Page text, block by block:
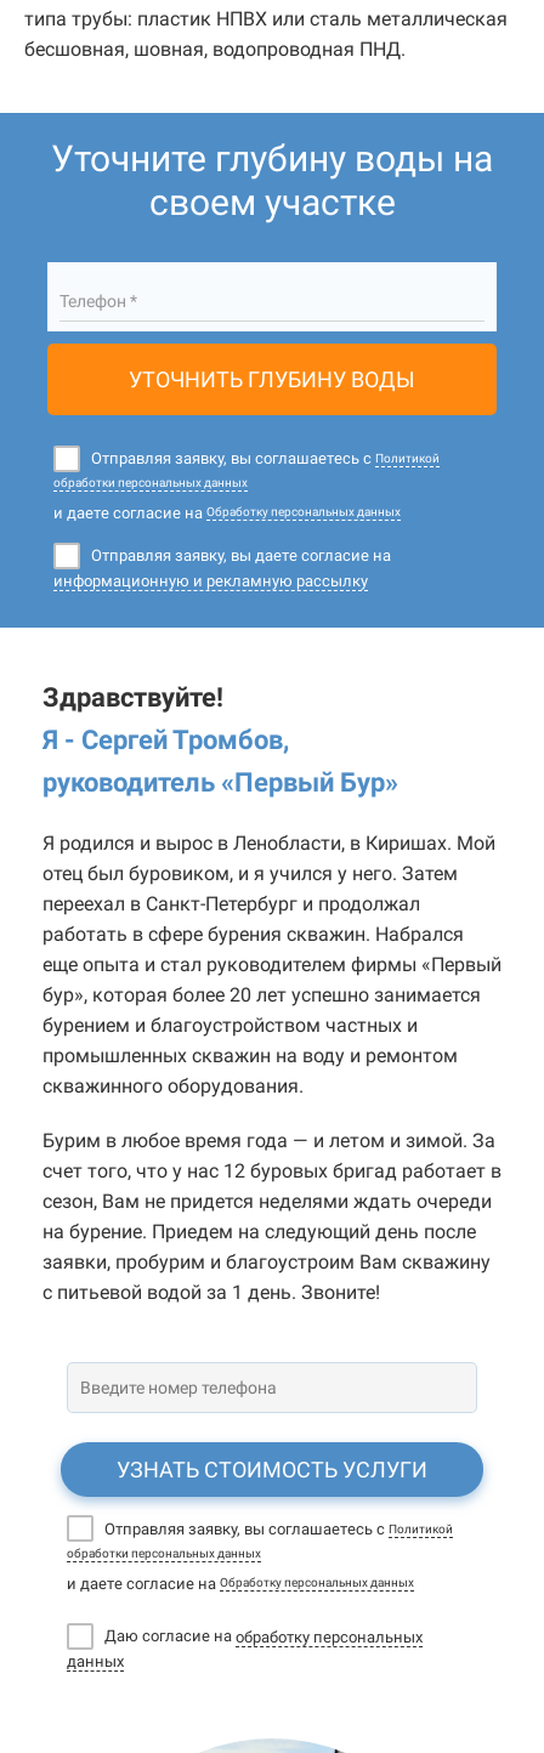
типа трубы: пластик НПВХ или сталь металлическая
бесшовная, шовная, водопроводная ПНД.
Уточните глубину воды на
своем участке
Телефон *
УТОЧНИТЬ ГЛУБИНУ ВОДЫ
Отправляя заявку, вы соглашаетесь с Политикой
обработки персональных данных
и даете согласие на Обработку персональных данных
Отправляя заявку, вы даете согласие на
информационную и рекламную рассылку
Здравствуйте!
Я - Сергей Тромбов,
руководитель «Первый Бур»
Я родился и вырос в Ленобласти, в Киришах. Мой
отец был буровиком, и я учился у него. Затем
переехал в Санкт-Петербург и продолжал
работать в сфере бурения скважин. Набрался
еще опыта и стал руководителем фирмы «Первый
бур», которая более 20 лет успешно занимается
бурением и благоустройством частных и
промышленных скважин на воду и ремонтом
скважинного оборудования.
Бурим в любое время года — и летом и зимой. За
счет того, что у нас 12 буровых бригад работает в
сезон, Вам не придется неделями ждать очереди
на бурение. Приедем на следующий день после
заявки, пробурим и благоустроим Вам скважину
с питьевой водой за 1 день. Звоните!
УЗНАТЬ СТОИМОСТЬ УСЛУГИ
Отправляя заявку, вы соглашаетесь с Политикой
обработки персональных данных
и даете согласие на Обработку персональных данных
Даю согласие на обработку персональных
данных